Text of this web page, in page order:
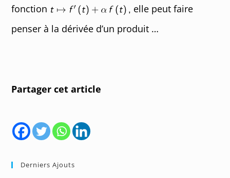
fonction
elle peut faire
penser à la dérivée d’un produit …
Partager cet article
Derniers Ajouts